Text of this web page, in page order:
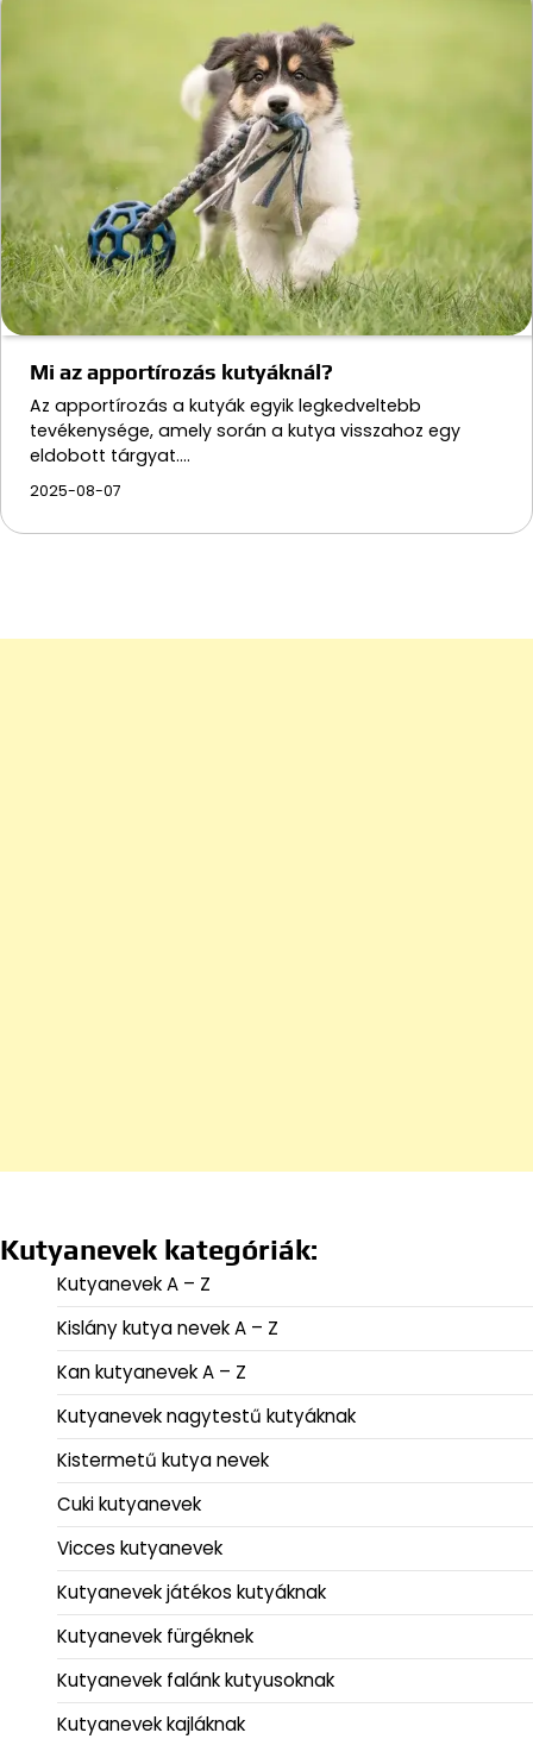
Mi az apportírozás kutyáknál?
Az apportírozás a kutyák egyik legkedveltebb
tevékenysége, amely során a kutya visszahoz egy
eldobott tárgyat.…
2025-08-07
Kutyanevek kategóriák:
Kutyanevek A – Z
Kislány kutya nevek A – Z
Kan kutyanevek A – Z
Kutyanevek nagytestű kutyáknak
Kistermetű kutya nevek
Cuki kutyanevek
Vicces kutyanevek
Kutyanevek játékos kutyáknak
Kutyanevek fürgéknek
Kutyanevek falánk kutyusoknak
Kutyanevek kajláknak